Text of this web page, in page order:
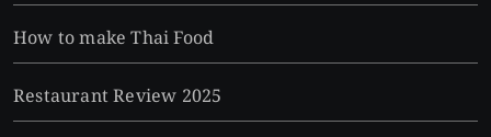
How to make Thai Food
Restaurant Review 2025